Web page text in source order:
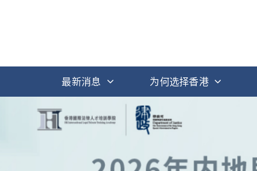
最新消息 为何选择香港